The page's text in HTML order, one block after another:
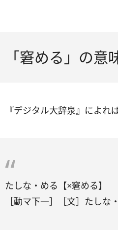
「窘める」の意
『デジタル大辞泉』によれ
たしな・める【×窘める】
［動マ下一］［文］たしな